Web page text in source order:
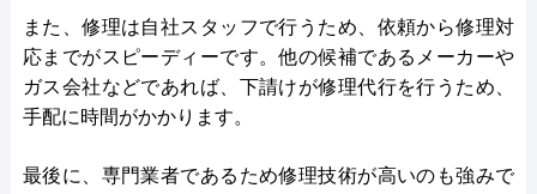
また、修理は自社スタッフで行うため、依頼から修理対
応までがスピーディーです。他の候補であるメーカーや
ガス会社などであれば、下請けが修理代行を行うため、
手配に時間がかかります。
最後に、専門業者であるため修理技術が高いのも強みで